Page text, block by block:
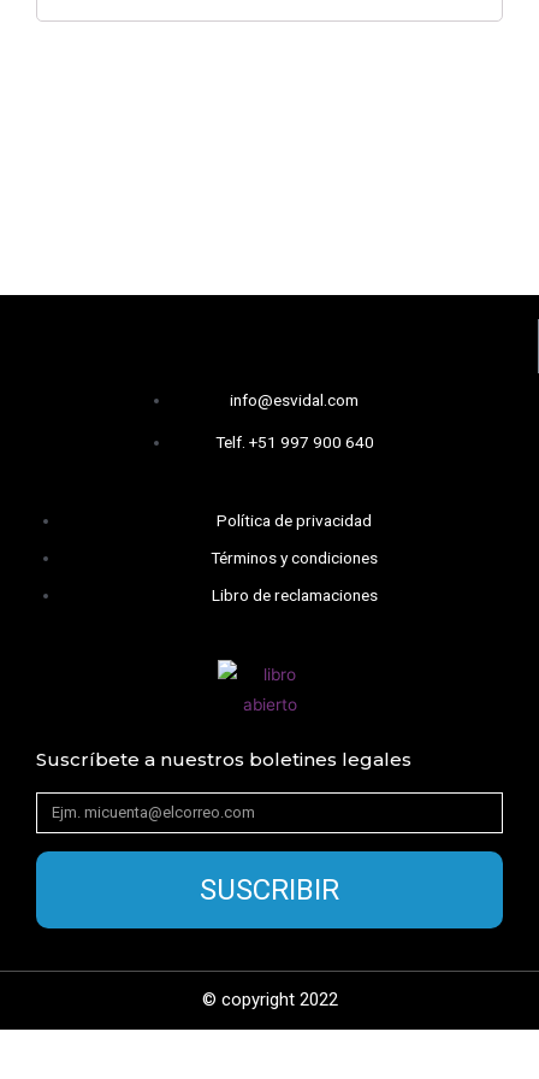
info@esvidal.com
Telf. +51 997 900 640
Política de privacidad
Términos y condiciones
Libro de reclamaciones
Suscríbete a nuestros boletines legales
SUSCRIBIR
© copyright 2022